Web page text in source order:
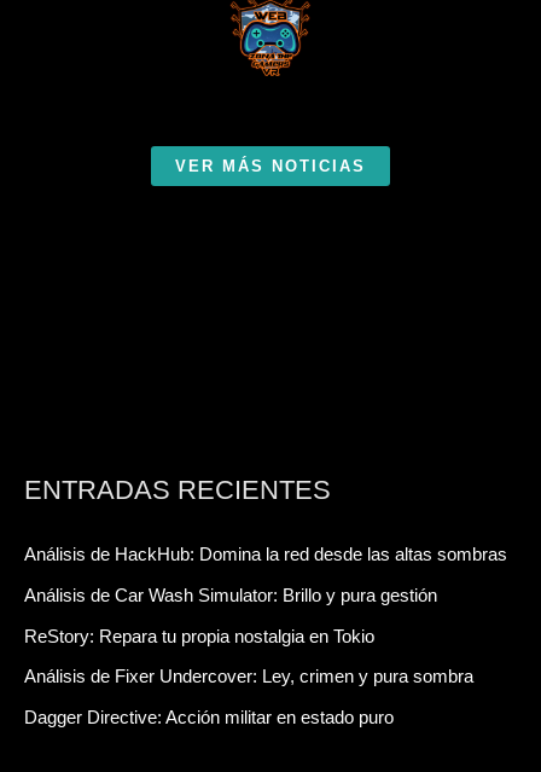
VER MÁS NOTICIAS
ENTRADAS RECIENTES
Análisis de HackHub: Domina la red desde las altas sombras
Análisis de Car Wash Simulator: Brillo y pura gestión
ReStory: Repara tu propia nostalgia en Tokio
Análisis de Fixer Undercover: Ley, crimen y pura sombra
Dagger Directive: Acción militar en estado puro